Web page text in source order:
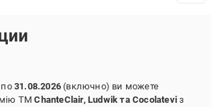
по31.08.2026 (включно) ви можете
ТМChanteClair, Ludwik та Cocolatevi з